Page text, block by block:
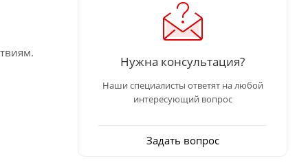
Нужна консультация?
Наши специалисты ответят на любой
интересующий вопрос
Задать вопрос